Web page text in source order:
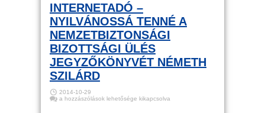
INTERNETADÓ –
NYILVÁNOSSÁ TENNÉ A
NEMZETBIZTONSÁGI
BIZOTTSÁGI ÜLÉS
JEGYZŐKÖNYVÉT NÉMETH
SZILÁRD
2014-10-29
Internetadó
a hozzászólások lehetősége kikapcsolva